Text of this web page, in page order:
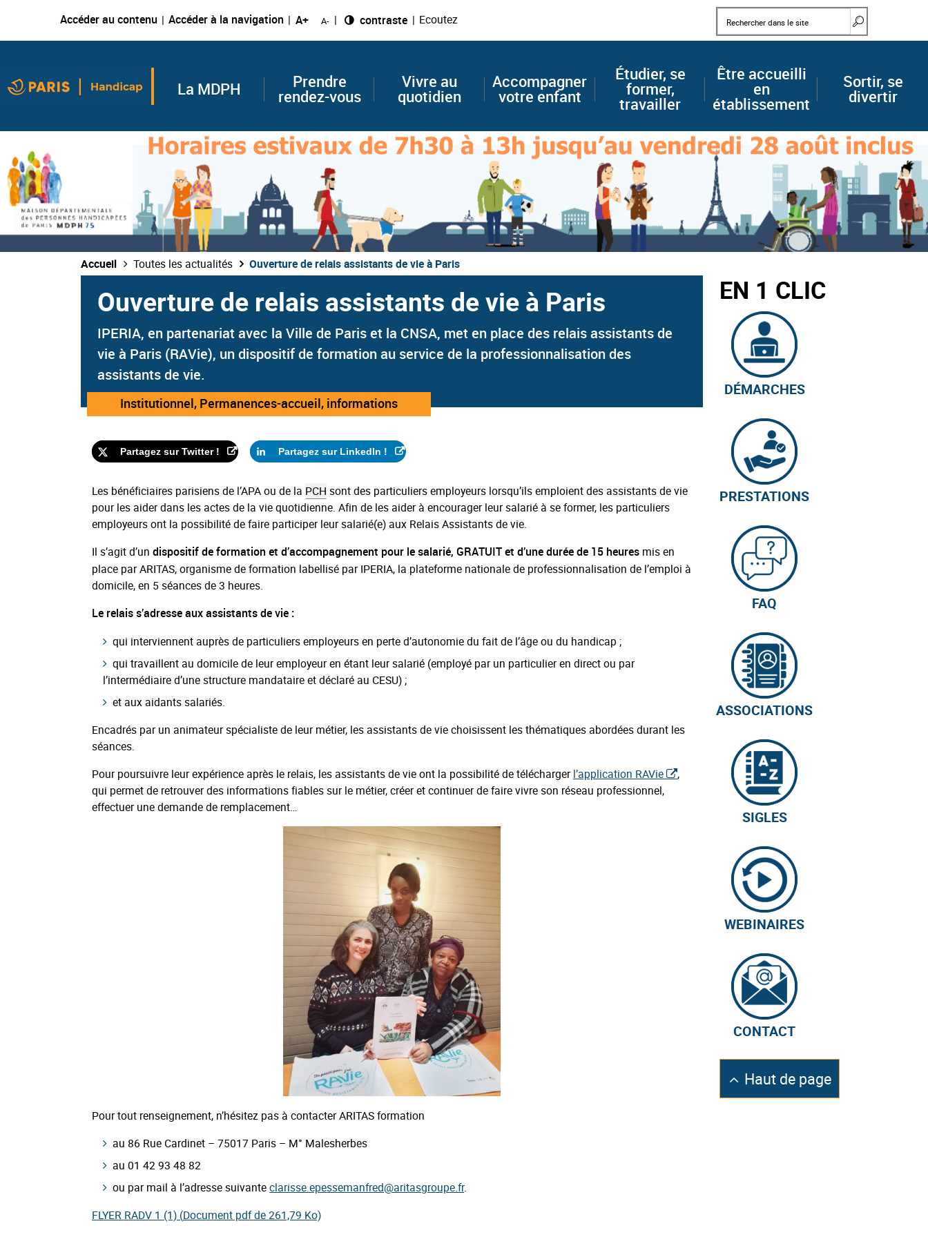
Accéder au contenu Accéder à la navigation A+ A- Changer le
contraste Ecoutez Mots clés
La MDPH
Prendre
rendez-vous
Vivre au
quotidien
Accompagner
votre enfant
Étudier, se
former,
travailler
Être accueilli
en
établissement
Sortir, se
divertir
Accueil Toutes les actualités Ouverture de relais assistants de vie à Paris
Ouverture de relais assistants de vie à Paris
IPERIA, en partenariat avec la Ville de Paris et la CNSA, met en place des relais assistants de
vie à Paris (RAVie), un dispositif de formation au service de la professionnalisation des
assistants de vie.
Catégorie
Institutionnel, Permanences-accueil, informations
Partagez sur Twitter ! Partagez sur LinkedIn !
Les bénéficiaires parisiens de l’APA ou de la PCH sont des particuliers employeurs lorsqu’ils emploient des assistants de vie
pour les aider dans les actes de la vie quotidienne. Afin de les aider à encourager leur salarié à se former, les particuliers
employeurs ont la possibilité de faire participer leur salarié(e) aux Relais Assistants de vie.
Il s’agit d’un dispositif de formation et d’accompagnement pour le salarié, GRATUIT et d’une durée de 15 heures mis en
place par ARITAS, organisme de formation labellisé par IPERIA, la plateforme nationale de professionnalisation de l’emploi à
domicile, en 5 séances de 3 heures.
Le relais s’adresse aux assistants de vie :
qui interviennent auprès de particuliers employeurs en perte d’autonomie du fait de l’âge ou du handicap ;
qui travaillent au domicile de leur employeur en étant leur salarié (employé par un particulier en direct ou par
l’intermédiaire d’une structure mandataire et déclaré au CESU) ;
et aux aidants salariés.
Encadrés par un animateur spécialiste de leur métier, les assistants de vie choisissent les thématiques abordées durant les
séances.
Pour poursuivre leur expérience après le relais, les assistants de vie ont la possibilité de télécharger l’application RAVie
,
qui permet de retrouver des informations fiables sur le métier, créer et continuer de faire vivre son réseau professionnel,
effectuer une demande de remplacement…
Pour tout renseignement, n’hésitez pas à contacter ARITAS formation
au 86 Rue Cardinet – 75017 Paris – M° Malesherbes
au 01 42 93 48 82
ou par mail à l’adresse suivanteclarisse.epessemanfred@aritasgroupe.fr.
FLYER RADV 1 (1) (Document pdf de 261,79 Ko)
EN 1 CLIC
DÉMARCHES
PRESTATIONS
FAQ
ASSOCIATIONS
SIGLES
WEBINAIRES
CONTACT
Retourner
en
Haut de page